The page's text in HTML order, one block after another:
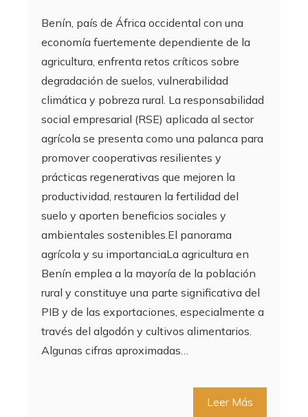
Benín, país de África occidental con una
economía fuertemente dependiente de la
agricultura, enfrenta retos críticos sobre
degradación de suelos, vulnerabilidad
climática y pobreza rural. La responsabilidad
social empresarial (RSE) aplicada al sector
agrícola se presenta como una palanca para
promover cooperativas resilientes y
prácticas regenerativas que mejoren la
productividad, restauren la fertilidad del
suelo y aporten beneficios sociales y
ambientales sostenibles.El panorama
agrícola y su importanciaLa agricultura en
Benín emplea a la mayoría de la población
rural y constituye una parte significativa del
PIB y de las exportaciones, especialmente a
través del algodón y cultivos alimentarios.
Algunas cifras aproximadas…
Leer Más